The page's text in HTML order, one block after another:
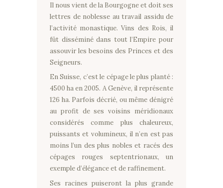
Il nous vient de la Bourgogne et doit ses
lettres de noblesse au travail assidu de
l’activité monastique. Vins des Rois, il
fût disséminé dans tout l’Empire pour
assouvir les besoins des Princes et des
Seigneurs.
En Suisse, c’est le cépage le plus planté :
4500 ha en 2005. A Genève, il représente
126 ha. Parfois décrié, ou même dénigré
au profit de ses voisins méridionaux
considérés comme plus chaleureux,
puissants et volumineux, il n’en est pas
moins l’un des plus nobles et racés des
cépages rouges septentrionaux, un
exemple d’élégance et de raffinement.
Ses racines puiseront la plus grande